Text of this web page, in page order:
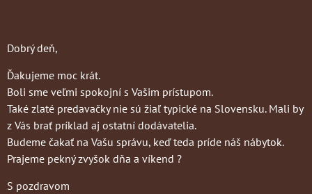
Dobrý deň,
Ďakujeme moc krát.
Boli sme veľmi spokojní s Vašim prístupom.
Také zlaté predavačky nie sú žiaľ typické na Slovensku. Mali by
z Vás brať príklad aj ostatní dodávatelia.
Budeme čakať na Vašu správu, keď teda príde náš nábytok.
Prajeme pekný zvyšok dňa a víkend ?
S pozdravom